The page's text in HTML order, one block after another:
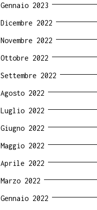
Gennaio 2023
Dicembre 2022
Novembre 2022
Ottobre 2022
Settembre 2022
Agosto 2022
Luglio 2022
Giugno 2022
Maggio 2022
Aprile 2022
Marzo 2022
Gennaio 2022